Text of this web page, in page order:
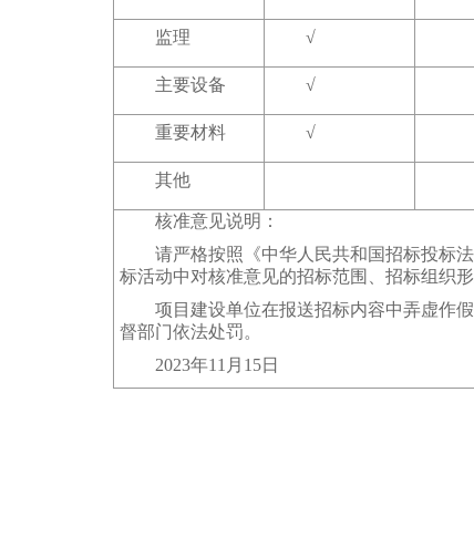
监理 √
主要设备 √
重要材料 √
其他
核准意见说明：
请严格按照《中华人民共和国招标投标
标活动中对核准意见的招标范围、招标组织
项目建设单位在报送招标内容中弄虚作
督部门依法处罚。
2023年11月15日